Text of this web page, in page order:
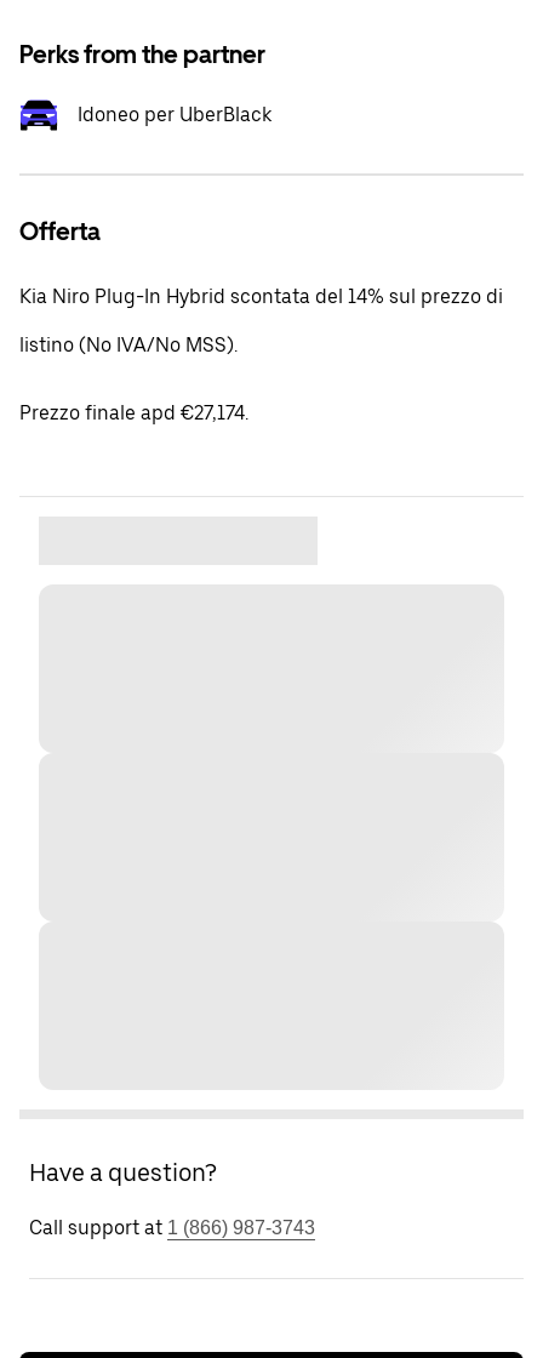
Perks from the partner
Idoneo per UberBlack
Offerta
Kia Niro Plug-In Hybrid scontata del 14% sul prezzo di
listino (No IVA/No MSS).
Prezzo finale apd €27,174.
Have a question?
Call support at 1 (866) 987-3743